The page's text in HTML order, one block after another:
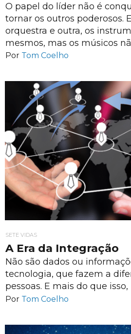
O papel do líder não é
tornar os outros poderosos.
orquestra e outra, os
mesmos, mas os músicos
Por Tom Coelho
SETE VIDAS
A Era da Integração
Não são dados ou
tecnologia, que fazem a
pessoas. E mais do que
Por Tom Coelho